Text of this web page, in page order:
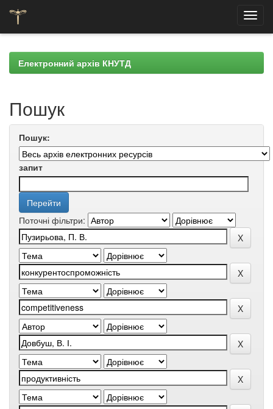
navigationЕлектронний архів КНУТД
Пошук
Пошук:
запит
Поточні фільтри: